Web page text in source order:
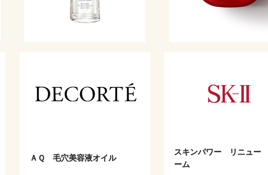
ＡＱ 毛穴美容液オイル
スキンパワー リニュー
ーム